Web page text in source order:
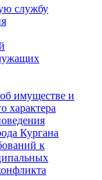
службу
имуществе и
характера
Кургана
к